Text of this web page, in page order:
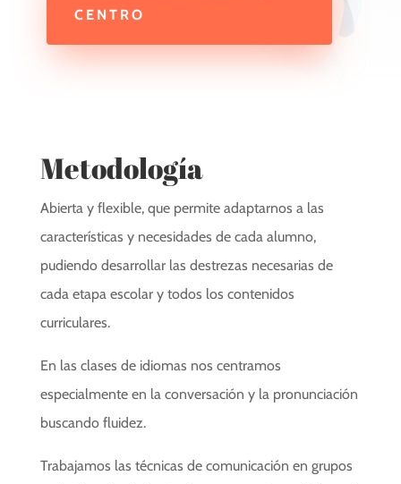
CENTRO
Metodología
Abierta y flexible, que permite adaptarnos a las
características y necesidades de cada alumno,
pudiendo desarrollar las destrezas necesarias de
cada etapa escolar y todos los contenidos
curriculares.
En las clases de idiomas nos centramos
especialmente en la conversación y la pronunciación
buscando fluidez.
Trabajamos las técnicas de comunicación en grupos